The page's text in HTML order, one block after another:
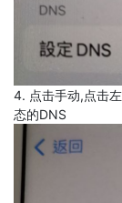
4. 点击手动,点击
态的DNS